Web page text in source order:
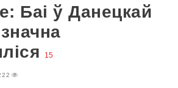
Баі ў Данецкай
15